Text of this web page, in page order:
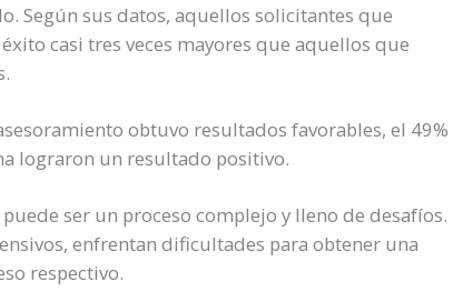
Según sus datos, aquellos solicitantes que
casi tres veces mayores que aquellos que
obtuvo resultados favorables, el 49%
lograron un resultado positivo.
ser un proceso complejo y lleno de desafíos.
enfrentan dificultades para obtener una
respectivo.